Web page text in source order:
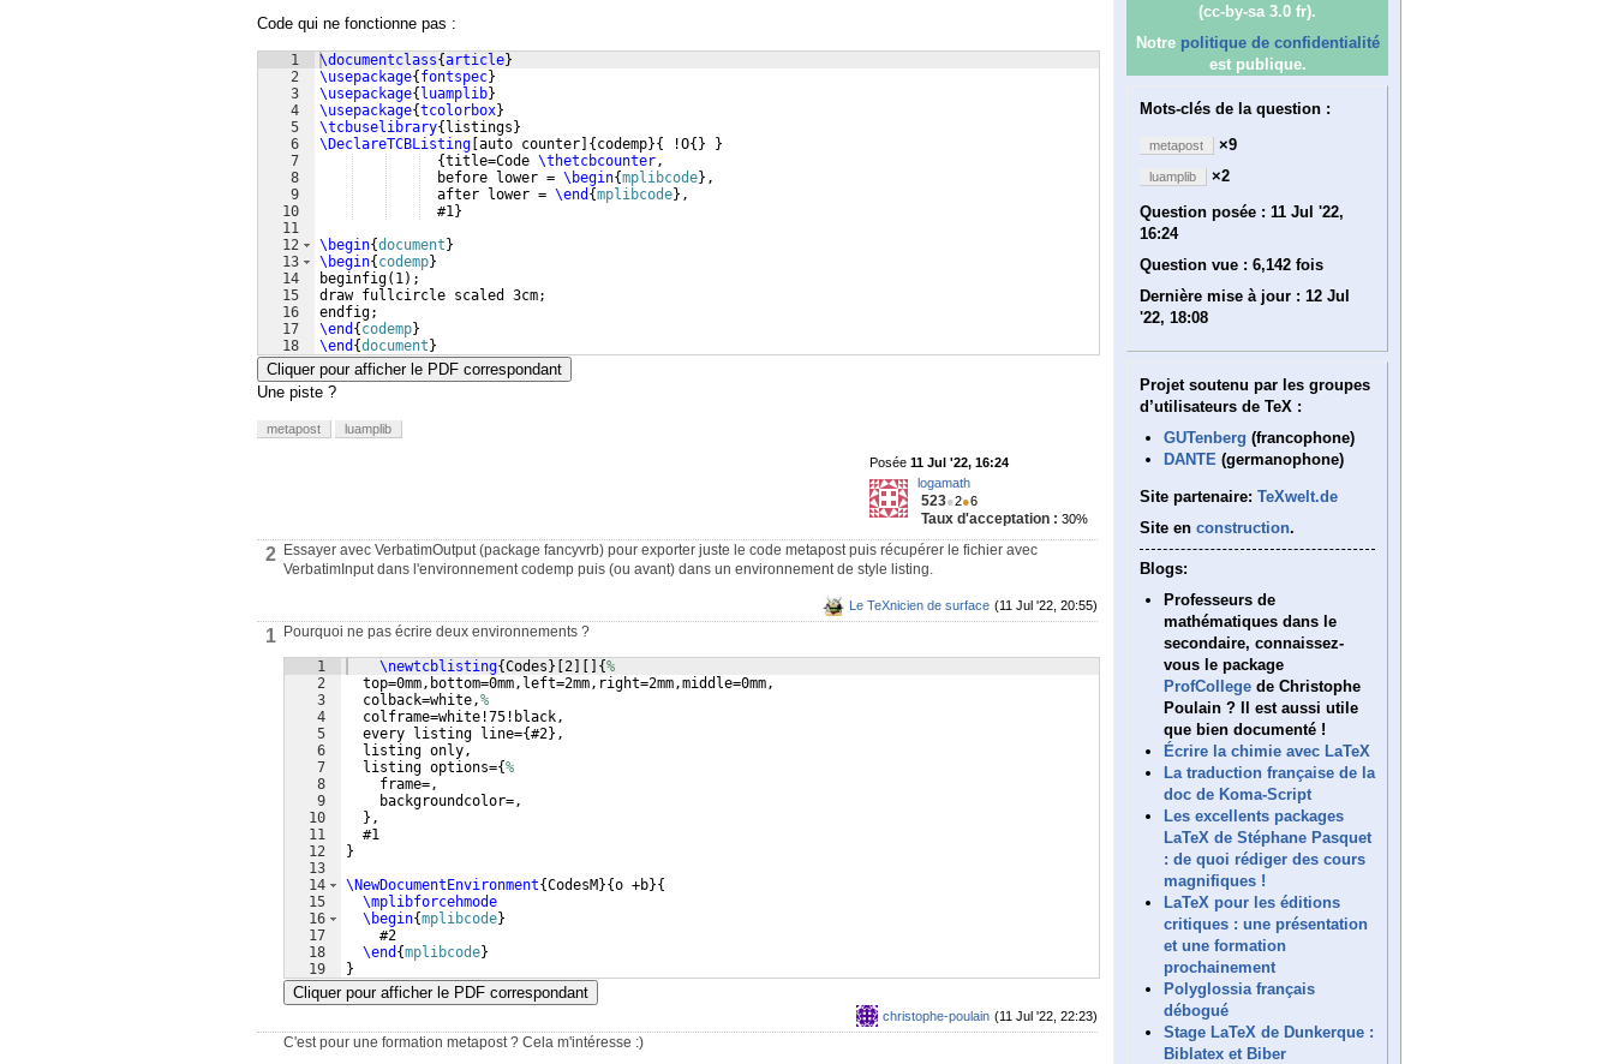
Code qui ne fonctionne pas :
1
2
3
4
5
6
7
8
9
10
11
12
13
14
15
16
17
18
\documentclass{article}
\usepackage{ fontspec}
\usepackage{ luamplib}
\usepackage{tcolorbox}
\tcbuselibrary{ listings }
\DeclareTCBListing auto counter { codemp}{ !O{ }
}
{title=Code \thetcbcounter,
  before lower =
\begin{mplibcode} ,
  after lower =
\end {mplibcode} ,
  #1
}
\begin{document }
\begin{ codemp}
beginfig( 1) ;
draw fullcircle scaled 3cm;
endfig;
\end { codemp}
\end {document }
Cliquer pour afficher le PDF correspondant
Une piste ?
metapost luamplib
Posée 11 Jul '22, 16:24
logamath
523●2●6
Taux d'acceptation : 30%
2
Essayer avec VerbatimOutput (package fancyvrb) pour exporter juste le code metapost puis récupérer le fichier avec
VerbatimInput dans l'environnement codemp puis (ou avant) dans un environnement de style listing.
(11 Jul '22, 20:55)
Le TeXnicien de surface
1 Pourquoi ne pas écrire deux environnements ?
1
2
3
4
5
6
7
8
9
10
11
12
13
14
15
16
17
18
19
\newtcblisting{Codes } 2 {%
  top=0mm,bottom=0mm,left=2mm,right=2mm,middle=0mm,
  colback=white,
%
  colframe=white!75!black,
  every listing line=
{#2} ,
  listing only,
  listing options=
{%
    frame=,
    backgroundcolor=,
} ,
  #1
}
\NewDocumentEnvironment{CodesM }{o +b}{
\mplibforcehmode
\begin{mplibcode}
    #2
\end {mplibcode}
}
Cliquer pour afficher le PDF correspondant
(11 Jul '22, 22:23)
christophe-poulain
C'est pour une formation metapost ? Cela m'intéresse :)
(cc-by-sa 3.0 fr).
Notre politique de confidentialité
est publique.
Mots-clés de la question :
metapost ×9
luamplib
×2
Question posée : 11 Jul '22,
16:24
Question vue : 6,142 fois
Dernière mise à jour : 12 Jul
'22, 18:08
Projet soutenu par les groupes
d’utilisateurs de TeX :
GUTenberg (francophone)
DANTE (germanophone)
Site partenaire: TeXwelt.de
Site en construction.
Blogs:
Professeurs de
mathématiques dans le
secondaire, connaissez-
vous le package
ProfCollege de Christophe
Poulain ? Il est aussi utile
que bien documenté !
Écrire la chimie avec LaTeX
La traduction française de la
doc de Koma-Script
Les excellents packages
LaTeX de Stéphane Pasquet
: de quoi rédiger des cours
magnifiques !
LaTeX pour les éditions
critiques : une présentation
et une formation
prochainement
Polyglossia français
débogué
Stage LaTeX de Dunkerque :
Biblatex et Biber